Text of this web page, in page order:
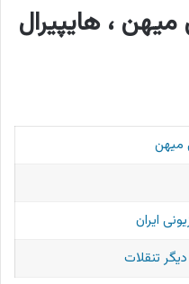
، هایپیرال
میهن
ایران
تنقلات